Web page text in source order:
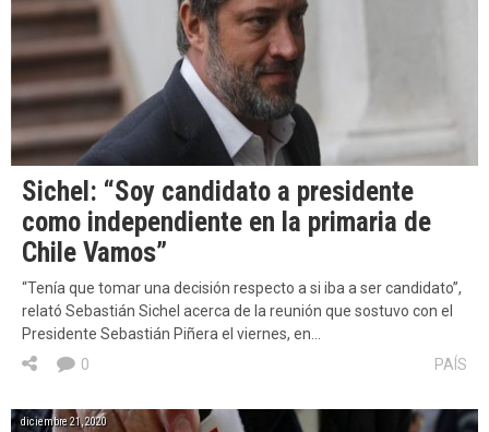
Sichel: “Soy candidato a presidente
como independiente en la primaria de
Chile Vamos”
“Tenía que tomar una decisión respecto a si iba a ser candidato”,
relató Sebastián Sichel acerca de la reunión que sostuvo con el
Presidente Sebastián Piñera el viernes, en…
PAÍS
0
diciembre 21, 2020